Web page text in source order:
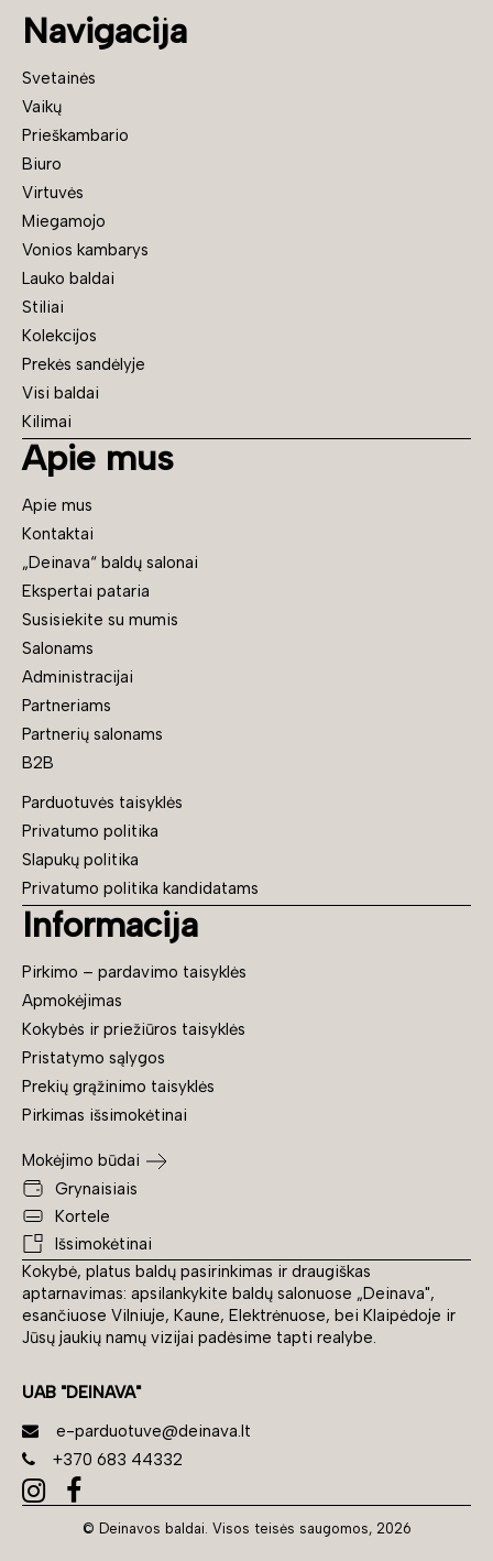
Kokybė, platus baldų pasirinkimas ir draugiškas
aptarnavimas: apsilankykite baldų salonuose „Deinava",
esančiuose Vilniuje, Kaune, Elektrėnuose, bei Klaipėdoje ir
Jūsų jaukių namų vizijai padėsime tapti realybe.
UAB "DEINAVA"
e-parduotuve@deinava.lt
+370 683 44332
Navigacija
Svetainės
Vaikų
Prieškambario
Biuro
Virtuvės
Miegamojo
Vonios kambarys
Lauko baldai
Stiliai
Kolekcijos
Prekės sandėlyje
Visi baldai
Kilimai
Apie mus
Apie mus
Kontaktai
„Deinava“ baldų salonai
Ekspertai pataria
Susisiekite su mumis
Salonams
Administracijai
Partneriams
Partnerių salonams
B2B
Parduotuvės taisyklės
Privatumo politika
Slapukų politika
Privatumo politika kandidatams
Informacija
Pirkimo – pardavimo taisyklės
Apmokėjimas
Kokybės ir priežiūros taisyklės
Pristatymo sąlygos
Prekių grąžinimo taisyklės
Pirkimas išsimokėtinai
Mokėjimo būdai
Grynaisiais
Kortele
Išsimokėtinai
© Deinavos baldai. Visos teisės saugomos, 2026